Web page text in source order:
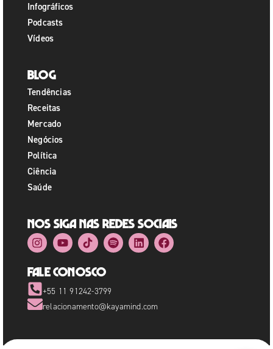
Infográficos
Podcasts
Vídeos
Blog
Tendências
Receitas
Mercado
Negócios
Política
Ciência
Saúde
Nos siga nas redes sociais
Fale Conosco
+55 11 91242-3799
relacionamento@kayamind.com